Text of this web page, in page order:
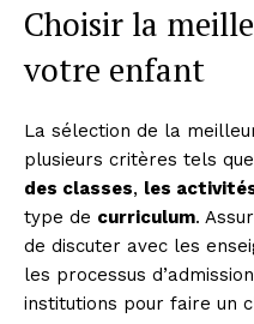
Choisir la
votre enfant
La sélection de la
plusieurs critères tels que
des classes, les
type de curriculum.
de discuter avec les
les processus
institutions pour faire un